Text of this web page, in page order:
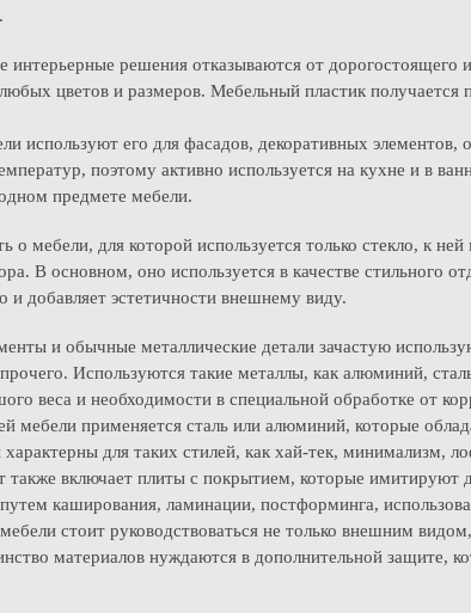
интерьерные решения отказываются от дорогостоящего
цветов и размеров. Мебельный пластик получается
используют его для фасадов, декоративных
поэтому активно используется на кухне и в
предмете мебели.
о мебели, для которой используется только стекло, к
В основном, оно используется в качестве стильного
и добавляет эстетичности внешнему виду.
и обычные металлические детали зачастую
Используются такие металлы, как алюминий,
веса и необходимости в специальной обработке от
мебели применяется сталь или алюминий, которые
характерны для таких стилей, как хай-тек, минимализм,
также включает плиты с покрытием, которые имитируют
путем каширования, ламинации, постформинга,
стоит руководствоваться не только внешним
материалов нуждаются в дополнительной защите,